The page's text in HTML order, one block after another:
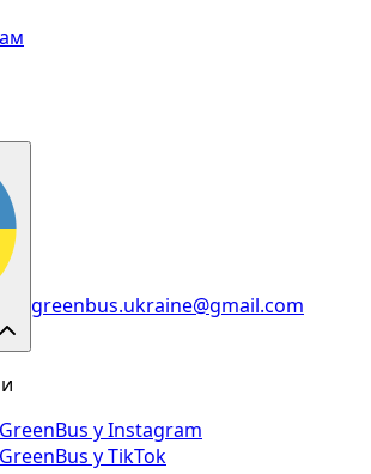
greenbus.ukraine@gmail.com
у Instagram
у TikTok